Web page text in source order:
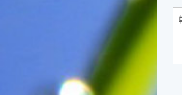
海域可以捕獲到鮮美的立翅旗
魚，在高雄外海有小串、烏
賊，澎湖附近則有鰆、蝦可以
捕獲。◎節氣小園丁這個節氣
是龍眼的盛產期，「龍眼」是
一般家庭在喜慶時常選用的水
果。在民間，人們相信吃了龍
眼肉，子孫會做大官，而且龍
眼又稱為「福圓」，所以有句